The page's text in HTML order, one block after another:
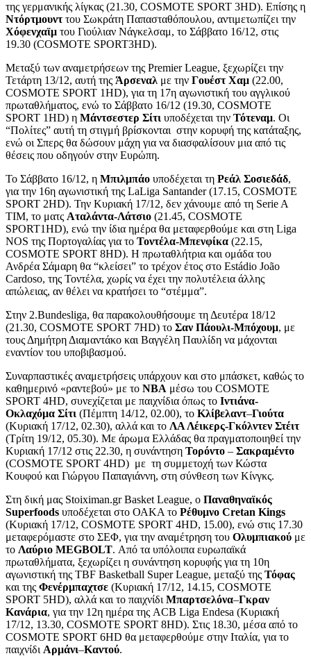
της γερμανικής λίγκας (21.30, COSMOTE SPORT 3HD). Επίσης η
Ντόρτμουνττου Σωκράτη Παπασταθόπουλου, αντιμετωπίζει την
Χόφενχαϊμ του Γιούλιαν Νάγκελσαμ, το Σάββατο 16/12, στις
19.30 (COSMOTE SPORT3HD).
Μεταξύ των αναμετρήσεων της Premier League, ξεχωρίζει την
Τετάρτη 13/12, αυτή της Άρσεναλ με την Γουέστ Χαμ (22.00,
COSMOTE SPORT 1HD), για τη 17η αγωνιστική του αγγλικού
πρωταθλήματος, ενώ το Σάββατο 16/12 (19.30, COSMOTE
SPORT 1HD) η Μάντσεστερ Σίτι υποδέχεται την Τότεναμ. Οι
“Πολίτες” αυτή τη στιγμή βρίσκονται στην κορυφή της κατάταξης,
ενώ οι Σπερς θα δώσουν μάχη για να διασφαλίσουν μια από τις
θέσεις που οδηγούν στην Ευρώπη.
Το Σάββατο 16/12, η Μπιλμπάο υποδέχεται τη Ρεάλ Σοσιεδάδ,
για την 16η αγωνιστική της LaLiga Santander (17.15, COSMOTE
SPORT 2HD). Την Κυριακή 17/12, δεν χάνουμε από τη Serie A
TIM, το ματς Αταλάντα-Λάτσιο (21.45, COSMOTE
SPORT1HD), ενώ την ίδια ημέρα θα μεταφερθούμε και στη Liga
NOS της Πορτογαλίας για το Τοντέλα-Μπενφίκα (22.15,
COSMOTE SPORT 8HD). Η πρωταθλήτρια και ομάδα του
Ανδρέα Σάμαρη θα “κλείσει” το τρέχον έτος στo Estádio João
Cardoso, της Τοντέλα, χωρίς να έχει την πολυτέλεια άλλης
απώλειας, αν θέλει να κρατήσει το “στέμμα”.
Στην 2.Bundesliga, θα παρακολουθήσουμε τη Δευτέρα 18/12
(21.30, COSMOTE SPORT 7HD) το Σαν Πάουλι-Μπόχουμ, με
τους Δημήτρη Διαμαντάκο και Βαγγέλη Παυλίδη να μάχονται
εναντίον του υποβιβασμού.
Συναρπαστικές αναμετρήσεις υπάρχουν και στο μπάσκετ, καθώς το
καθημερινό «ραντεβού» με το ΝΒΑ μέσω του COSMOTE
SPORT 4HD, συνεχίζεται με παιχνίδια όπως το Ιντιάνα-
Οκλαχόμα Σίτι (Πέμπτη 14/12, 02.00), το Κλίβελαντ–Γιούτα
(Κυριακή 17/12, 02.30), αλλά και το ΛΑ Λέικερς-Γκόλντεν Στέιτ
(Τρίτη 19/12, 05.30). Με άρωμα Ελλάδας θα πραγματοποιηθεί την
Κυριακή 17/12 στις 22.30, η συνάντηση Τορόντο – Σακραμέντο
(COSMOTE SPORT 4HD) με τη συμμετοχή των Κώστα
Κουφού και Γιώργου Παπαγιάννη, στη σύνθεση των Κίνγκς.
Στη δική μας Stoiximan.gr Basket League, ο Παναθηναϊκός
Superfoods υποδέχεται στο ΟΑΚΑ το Ρέθυμνο Cretan Kings
(Κυριακή 17/12, COSMOTE SPORT 4HD, 15.00), ενώ στις 17.30
μεταφερόμαστε στο ΣΕΦ, για την αναμέτρηση του Ολυμπιακού με
το Λαύριο MEGBOLT. Από τα υπόλοιπα ευρωπαϊκά
πρωταθλήματα, ξεχωρίζει η συνάντηση κορυφής για τη 10η
αγωνιστική της TBF Basketball Super League, μεταξύ της Τόφας
και της Φενέρμπαχτσε (Κυριακή 17/12, 14.15, COSMOTE
SPORT 5HD), αλλά και το παιχνίδι Μπαρτσελόνα–Γκραν
Κανάρια, για την 12η ημέρα της ACB Liga Endesa (Κυριακή
17/12, 13.30, COSMOTE SPORT 8HD). Στις 18.30, μέσα από το
COSMOTE SPORT 6HD θα μεταφερθούμε στην Ιταλία, για το
παιχνίδι Αρμάνι–Καντού.